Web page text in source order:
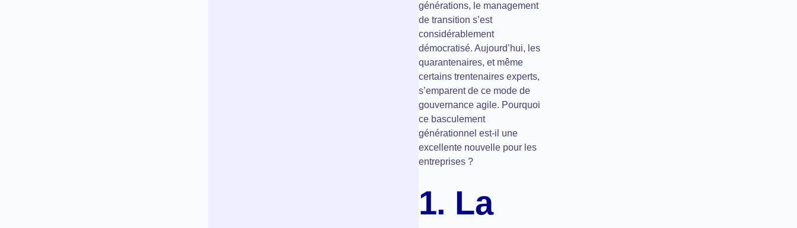
générations, le management
de transition s’est
considérablement
démocratisé. Aujourd’hui, les
quarantenaires, et même
certains trentenaires experts,
s’emparent de ce mode de
gouvernance agile. Pourquoi
ce basculement
générationnel est-il une
excellente nouvelle pour les
entreprises ?
1. La